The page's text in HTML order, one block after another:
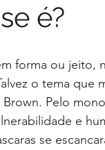
é?
forma ou jeito,
o tema que
Brown. Pelo
e
se